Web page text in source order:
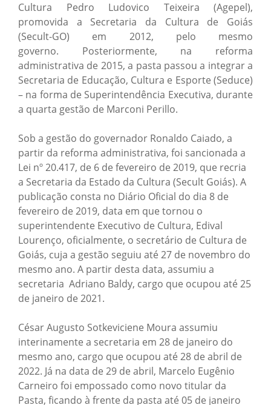
Cultura Pedro Ludovico Teixeira (Agepel),
promovida a Secretaria da Cultura de Goiás
(Secult-GO) em 2012, pelo mesmo
governo. Posteriormente, na reforma
administrativa de 2015, a pasta passou a integrar a
Secretaria de Educação, Cultura e Esporte (Seduce)
– na forma de Superintendência Executiva, durante
a quarta gestão de Marconi Perillo.
Sob a gestão do governador Ronaldo Caiado, a
partir da reforma administrativa, foi sancionada a
Lei nº 20.417, de 6 de fevereiro de 2019, que recria
a Secretaria da Estado da Cultura (Secult Goiás). A
publicação consta no Diário Oficial do dia 8 de
fevereiro de 2019, data em que tornou o
superintendente Executivo de Cultura, Edival
Lourenço, oficialmente, o secretário de Cultura de
Goiás, cuja a gestão seguiu até 27 de novembro do
mesmo ano. A partir desta data, assumiu a
secretaria Adriano Baldy, cargo que ocupou até 25
de janeiro de 2021.
César Augusto Sotkeviciene Moura assumiu
interinamente a secretaria em 28 de janeiro do
mesmo ano, cargo que ocupou até 28 de abril de
2022. Já na data de 29 de abril, Marcelo Eugênio
Carneiro foi empossado como novo titular da
Pasta, ficando à frente da pasta até 05 de janeiro